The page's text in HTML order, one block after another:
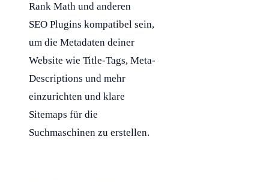
Rank Math und anderen
SEO Plugins kompatibel sein,
um die Metadaten deiner
Website wie Title-Tags, Meta-
Descriptions und mehr
einzurichten und klare
Sitemaps für die
Suchmaschinen zu erstellen.